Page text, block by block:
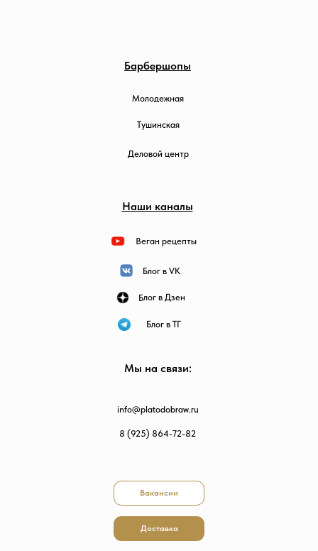
Барбершопы
Молодежная
Тушинская
Деловой центр
Наши каналы
Блог в VK
Веган рецепты
Блог в Дзен
Блог в ТГ
Мы на связи:
info@platodobraw.ru
8 (925) 864-72-82
Доставка
Вакансии